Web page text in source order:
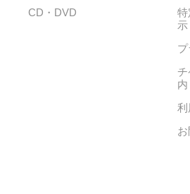
CD・DVD
特
示
内
利